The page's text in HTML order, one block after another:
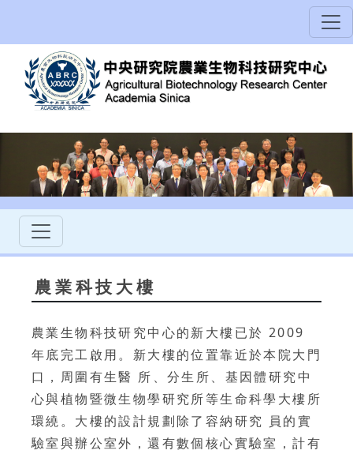
農業科技大樓
農業生物科技研究中心的新大樓已於 2009
年底完工啟用。新大樓的位置靠近於本院大門
口，周圍有生醫 所、分生所、基因體研究中
心與植物暨微生物學研究所等生命科學大樓所
環繞。大樓的設計規劃除了容納研究 員的實
驗室與辦公室外，還有數個核心實驗室，計有